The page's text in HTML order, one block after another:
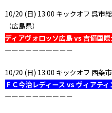
10/20 (日) 13:00 キックオフ 呉市
（広島県）
ディアヴォロッソ広島 vs 吉備国
ーーーーーーーーーー
10/20 (日) 13:00 キックオフ 西条
ＦＣ今治レディース vs ヴィアテ
ーーーーーーーーーー